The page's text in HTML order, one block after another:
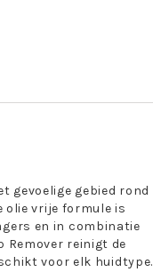
gevoelige gebied rond
olie vrije formule is
en in combinatie
Remover reinigt de
voor elk huidtype.